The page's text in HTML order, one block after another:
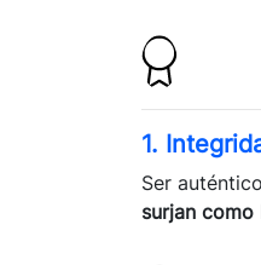
1.
Ser
surjan